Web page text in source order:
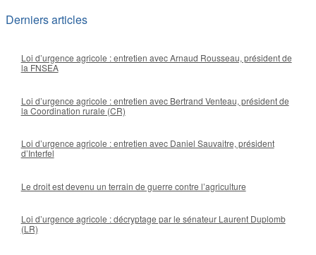
Derniers articles
Loi d’urgence agricole : entretien avec Arnaud Rousseau, président de
la FNSEA
Loi d’urgence agricole : entretien avec Bertrand Venteau, président de
la Coordination rurale (CR)
Loi d’urgence agricole : entretien avec Daniel Sauvaitre, président
d’Interfel
Le droit est devenu un terrain de guerre contre l’agriculture
Loi d’urgence agricole : décryptage par le sénateur Laurent Duplomb
(LR)